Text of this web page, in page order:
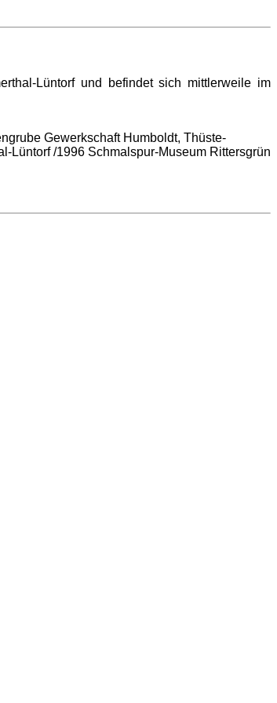
Lüntorf und befindet sich mittlerweile im
Gewerkschaft Humboldt, Thüste-
Lüntorf /1996 Schmalspur-Museum Rittersgrün